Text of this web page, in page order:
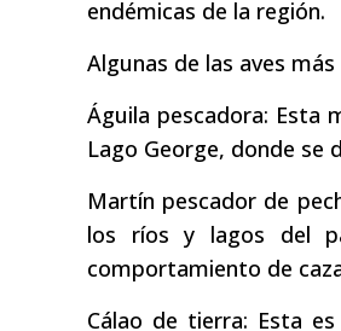
endémicas de la región.
Algunas de las aves
Águila pescadora: Esta
Lago George, donde se
Martín pescador de
los ríos y lagos del
comportamiento de
Cálao de tierra: Esta